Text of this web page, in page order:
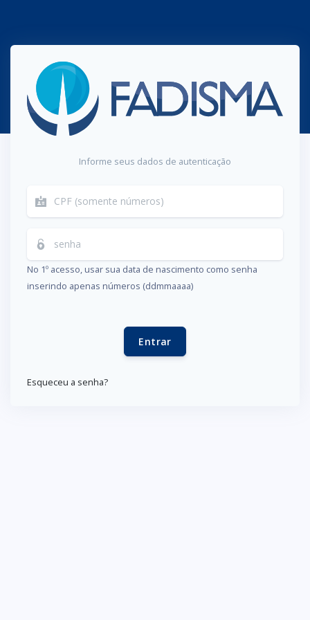
Informe seus dados de autenticação
No 1º acesso, usar sua data de nascimento como senha
inserindo apenas números (ddmmaaaa)
Entrar
Esqueceu a senha?